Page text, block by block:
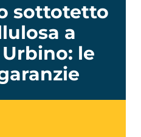
sottotetto
a
le